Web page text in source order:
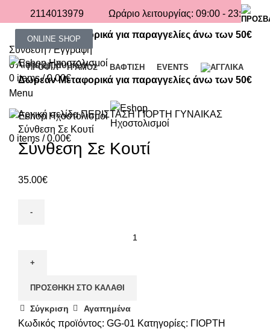
2114013979 Ωράριο λειτουργίας: 09:00 - 23:00
Δωρεάν Μεταφορικά για παραγγελίες άνω των 50€
Σύνδεση / Εγγραφή
0Λίστα επιθυμιών
Δωρεάν Μεταφορικά για παραγγελίες άνω των 50€
ONLINE SHOP
0 items / 0.00€
Menu
0 items / 0.00€
ΠΡΟΦΙΛ ΓΑΜΟΣ ΒΑΦΤΙΣΗ EVENTS
Click to enlarge
Αρχική σελίδαΠΕΡΙΣΤΑΣΗΓΙΟΡΤΗ ΓΥΝΑΙΚΑΣ
Σύνθεση Σε Κουτί
Σύνθεση Σε Κουτί
35.00€
ΠΡΟΣΘΉΚΗ ΣΤΟ ΚΑΛΆΘΙ
Σύγκριση Αγαπημένα
Κωδικός προϊόντος: GG-01 Κατηγορίες: ΓΙΟΡΤΗ